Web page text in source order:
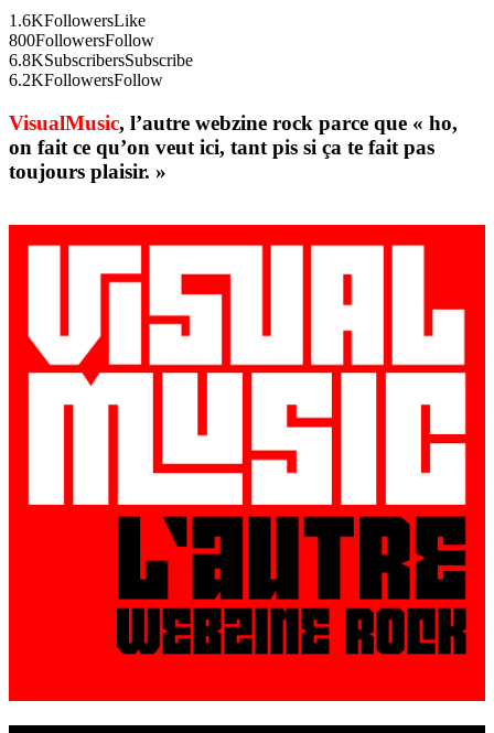
1.6KFollowersLike
800FollowersFollow
6.8KSubscribersSubscribe
6.2KFollowersFollow
VisualMusic, l’autre webzine rock parce que « ho,
on fait ce qu’on veut ici, tant pis si ça te fait pas
toujours plaisir. »